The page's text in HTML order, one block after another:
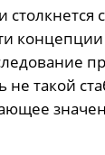
такой